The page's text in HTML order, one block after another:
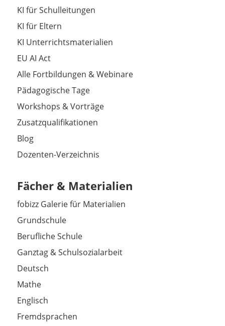
KI für Schulleitungen
KI für Eltern
KI Unterrichtsmaterialien
EU AI Act
Alle Fortbildungen & Webinare
Pädagogische Tage
Workshops & Vorträge
Zusatzqualifikationen
Blog
Dozenten-Verzeichnis
Fächer & Materialien
fobizz Galerie für Materialien
Grundschule
Berufliche Schule
Ganztag & Schulsozialarbeit
Deutsch
Mathe
Englisch
Fremdsprachen